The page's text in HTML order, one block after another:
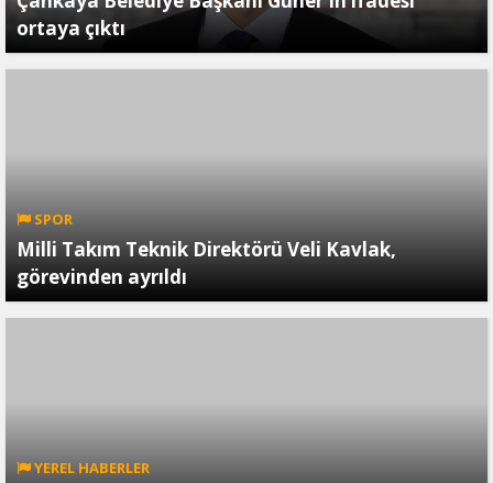
ortaya çıktı
SPOR
Milli Takım Teknik Direktörü Veli Kavlak,
görevinden ayrıldı
YEREL HABERLER